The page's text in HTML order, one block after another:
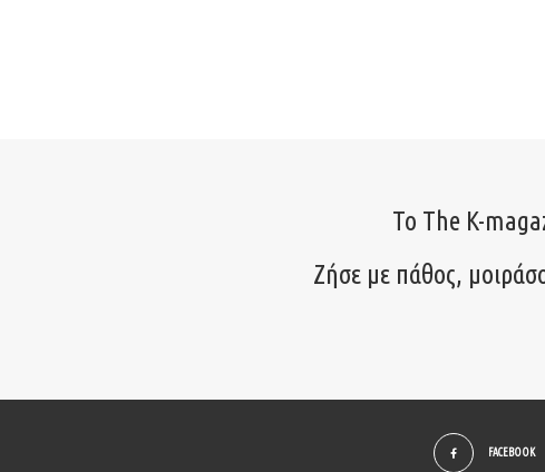
Το The K-
Ζήσε με πάθος,
FACEBOOK